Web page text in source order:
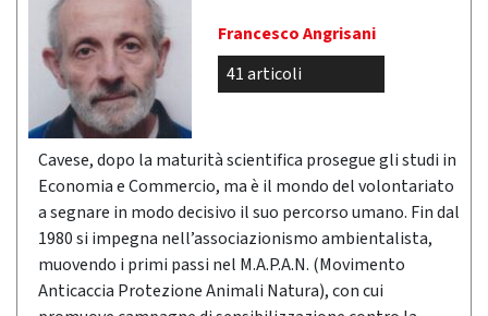
Francesco Angrisani
41 articoli
Cavese, dopo la maturità scientifica prosegue gli studi in
Economia e Commercio, ma è il mondo del volontariato
a segnare in modo decisivo il suo percorso umano. Fin dal
1980 si impegna nell’associazionismo ambientalista,
muovendo i primi passi nel M.A.P.A.N. (Movimento
Anticaccia Protezione Animali Natura), con cui